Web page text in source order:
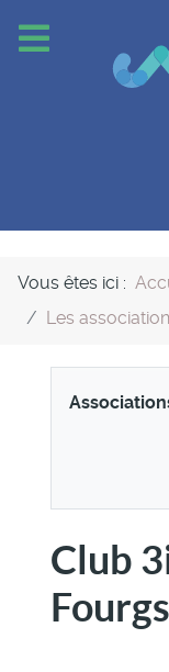
Vous êtes ici :
Les
Club
Fourgs